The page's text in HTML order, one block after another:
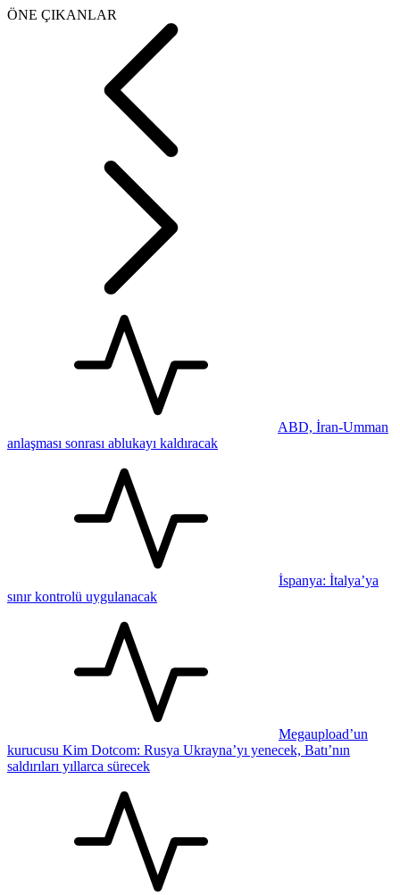
ÖNE ÇIKANLAR
ABD, İran-Umman
anlaşması sonrası ablukayı kaldıracak
İspanya: İtalya’ya
sınır kontrolü uygulanacak
Megaupload’un
kurucusu Kim Dotcom: Rusya Ukrayna’yı yenecek, Batı’nın
saldırıları yıllarca sürecek